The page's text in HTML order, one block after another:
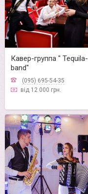
Кавер-группа " Tequila-
band"
(095) 695-54-35
від 12 000 грн.